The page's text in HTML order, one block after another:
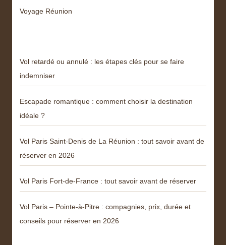
Voyage Réunion
Vol retardé ou annulé : les étapes clés pour se faire
indemniser
Escapade romantique : comment choisir la destination
idéale ?
Vol Paris Saint-Denis de La Réunion : tout savoir avant de
réserver en 2026
Vol Paris Fort-de-France : tout savoir avant de réserver
Vol Paris – Pointe-à-Pitre : compagnies, prix, durée et
conseils pour réserver en 2026